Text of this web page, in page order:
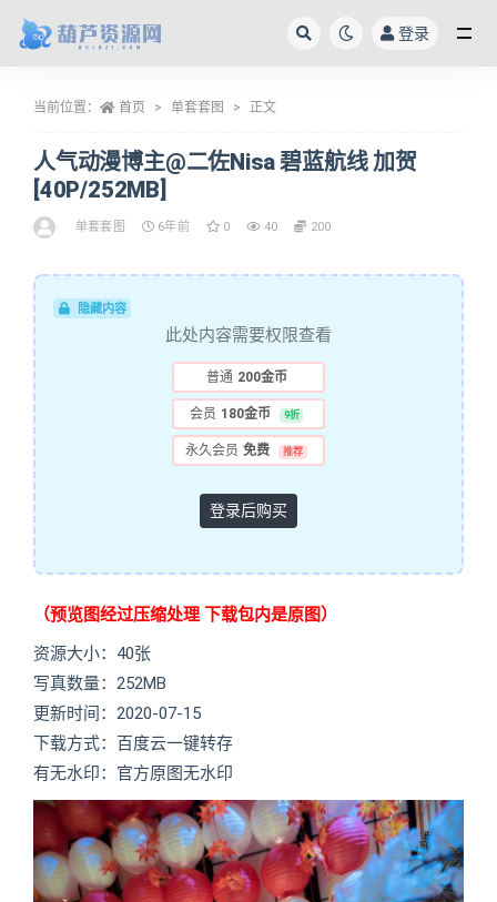
登录
当前位置： 首页 单套套图 正文
人气动漫博主@二佐Nisa 碧蓝航线 加贺
[40P/252MB]
单套套图 6年前 0 40 200
隐藏内容
此处内容需要权限查看
普通 200金币
会员 180金币 9折
永久会员 免费 推荐
登录后购买
（预览图经过压缩处理 下载包内是原图）
资源大小：40张
写真数量：252MB
更新时间：2020-07-15
下载方式：百度云一键转存
有无水印：官方原图无水印